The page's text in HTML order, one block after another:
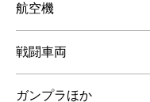
航空機
戦闘車両
ガンプラほか